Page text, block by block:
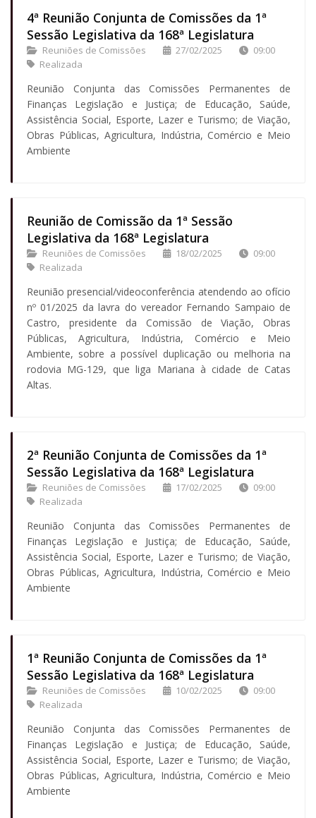
4ª Reunião Conjunta de Comissões da 1ª
Sessão Legislativa da 168ª Legislatura
Reuniões de Comissões 27/02/2025
09:00
Realizada
Reunião Conjunta das Comissões Permanentes de
Finanças Legislação e Justiça; de Educação, Saúde,
Assistência Social, Esporte, Lazer e Turismo; de Viação,
Obras Públicas, Agricultura, Indústria, Comércio e Meio
Ambiente
Reunião de Comissão da 1ª Sessão
Legislativa da 168ª Legislatura
Reuniões de Comissões 18/02/2025
09:00
Realizada
Reunião presencial/videoconferência atendendo ao ofício
nº 01/2025 da lavra do vereador Fernando Sampaio de
Castro, presidente da Comissão de Viação, Obras
Públicas, Agricultura, Indústria, Comércio e Meio
Ambiente, sobre a possível duplicação ou melhoria na
rodovia MG-129, que liga Mariana à cidade de Catas
Altas.
2ª Reunião Conjunta de Comissões da 1ª
Sessão Legislativa da 168ª Legislatura
Reuniões de Comissões 17/02/2025
09:00
Realizada
Reunião Conjunta das Comissões Permanentes de
Finanças Legislação e Justiça; de Educação, Saúde,
Assistência Social, Esporte, Lazer e Turismo; de Viação,
Obras Públicas, Agricultura, Indústria, Comércio e Meio
Ambiente
1ª Reunião Conjunta de Comissões da 1ª
Sessão Legislativa da 168ª Legislatura
Reuniões de Comissões 10/02/2025
09:00
Realizada
Reunião Conjunta das Comissões Permanentes de
Finanças Legislação e Justiça; de Educação, Saúde,
Assistência Social, Esporte, Lazer e Turismo; de Viação,
Obras Públicas, Agricultura, Indústria, Comércio e Meio
Ambiente